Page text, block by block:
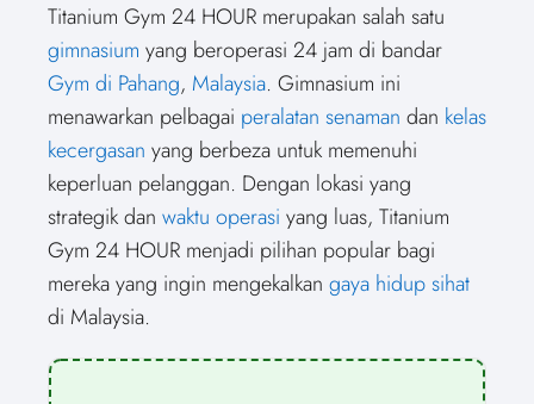
r
e
o
n
w
t
t
e
r
)
r
e
o
n
e
b
o
o
k
r
e
o
n
t
e
r
e
s
t
r
e
o
n
k
e
d
I
n
Titanium Gym 24 HOUR merupakan salah satu
gimnasium yang beroperasi 24 jam di bandar
Gym di Pahang, Malaysia. Gimnasium ini
menawarkan pelbagai peralatan senaman dan kelas
kecergasan yang berbeza untuk memenuhi
keperluan pelanggan. Dengan lokasi yang
strategik dan waktu operasi yang luas, Titanium
Gym 24 HOUR menjadi pilihan popular bagi
mereka yang ingin mengekalkan gaya hidup sihat
di Malaysia.